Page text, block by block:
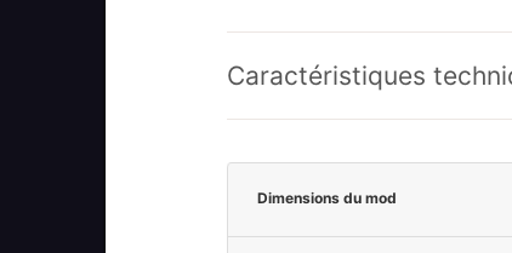
Caractéristiques
Dimensions du mod